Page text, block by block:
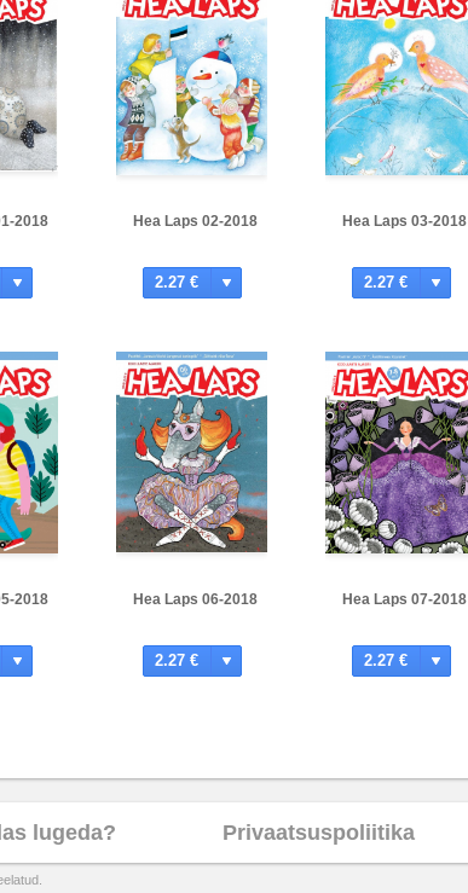
2018 Hea Laps 02-2018
2.27 €
Hea Laps 03-2018
2.27 €
2018 Hea Laps 06-2018
2.27 €
Hea Laps 07-2018
2.27 €
lugeda? Privaatsuspoliitika